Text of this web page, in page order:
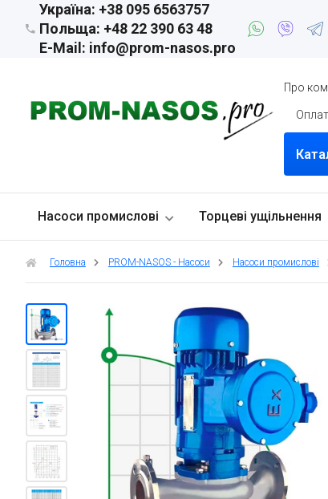
Україна: +38 095 6563757
Польща: +48 22 390 63 48
E-Mail: info@prom-nasos.pro
Про
Насоси промислові Торцеві ущільнення
Головна PROM-NASOS - Насоси Насоси промислові